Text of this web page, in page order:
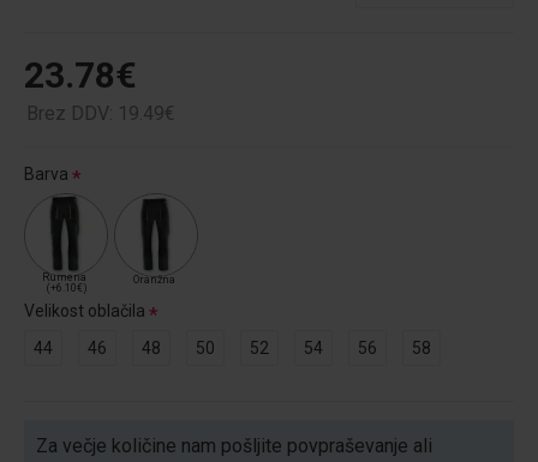
23.78€
Brez DDV: 19.49€
Barva
Rumena
(+6.10€)
Oranžna
Velikost oblačila
44
46 48 50 52 54 56 58
Za večje količine nam pošljite povpraševanje ali